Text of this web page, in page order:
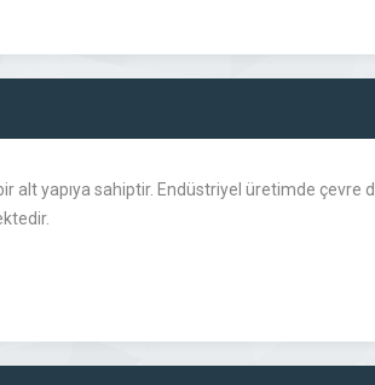
alt yapıya sahiptir. Endüstriyel üretimde çevre